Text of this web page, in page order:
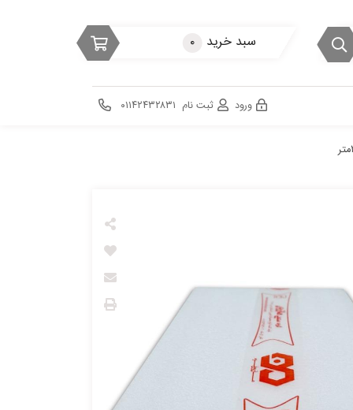
سبد خرید ۰
ورود ثبت نام ۰۱۱۴۲۴۳۲۸۳۱